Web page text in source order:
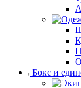
Бокс и